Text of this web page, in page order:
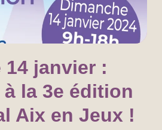
14 janvier :
la 3e édition
Aix en Jeux !